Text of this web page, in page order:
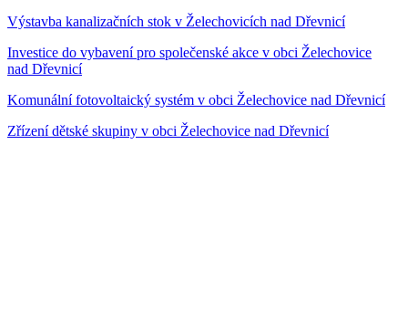
Výstavba kanalizačních stok v Želechovicích nad Dřevnicí
Investice do vybavení pro společenské akce v obci Želechovice
nad Dřevnicí
Komunální fotovoltaický systém v obci Želechovice nad Dřevnicí
Zřízení dětské skupiny v obci Želechovice nad Dřevnicí